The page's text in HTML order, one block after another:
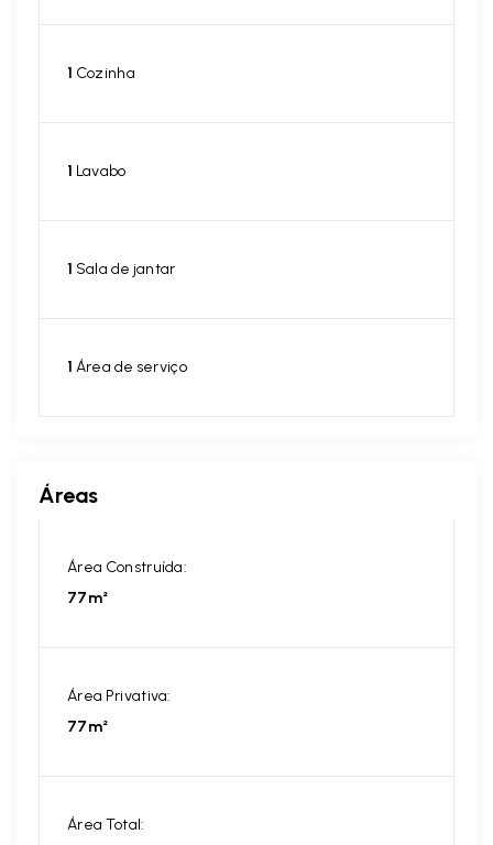
1 Cozinha
1 Lavabo
1 Sala de jantar
1 Área de serviço
Áreas
Área Construída:
77m²
Área Privativa:
77m²
Área Total: